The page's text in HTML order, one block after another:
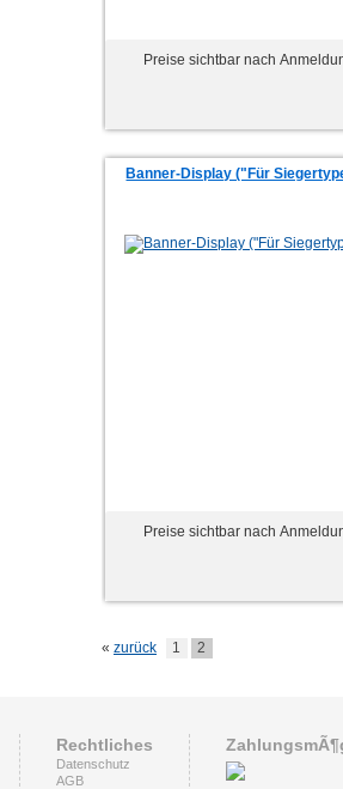
Preise sichtbar nach
Banner-Display ("Für
Preise sichtbar nach
« zurück 1 2
Rechtliches
Datenschutz
AGB